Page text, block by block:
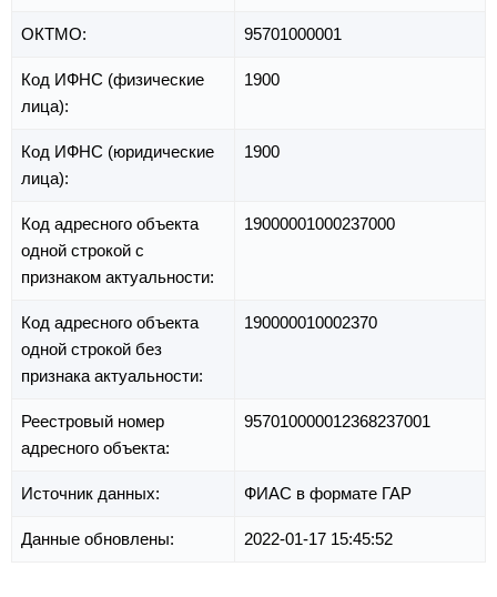
ОКТМО: 95701000001
Код ИФНС (физические
лица):
1900
Код ИФНС (юридические
лица):
1900
Код адресного объекта
одной строкой с
признаком актуальности:
19000001000237000
Код адресного объекта
одной строкой без
признака актуальности:
190000010002370
Реестровый номер
адресного объекта:
957010000012368237001
Источник данных: ФИАС в формате ГАР
Данные обновлены: 2022-01-17 15:45:52